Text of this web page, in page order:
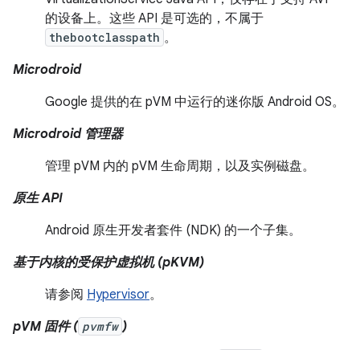
的设备上。这些 API 是可选的，不属于
thebootclasspath 。
Microdroid
Google 提供的在 pVM 中运行的迷你版 Android OS。
Microdroid 管理器
管理 pVM 内的 pVM 生命周期，以及实例磁盘。
原生 API
Android 原生开发者套件 (NDK) 的一个子集。
基于内核的受保护虚拟机 (pKVM)
请参阅 Hypervisor。
pVM 固件 ( pvmfw )